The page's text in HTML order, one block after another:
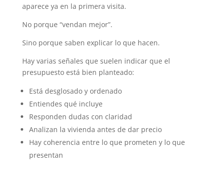
aparece ya en la primera visita.
No porque “vendan mejor”.
Sino porque saben explicar lo que hacen.
Hay varias señales que suelen indicar que el
presupuesto está bien planteado:
Está desglosado y ordenado
Entiendes qué incluye
Responden dudas con claridad
Analizan la vivienda antes de dar precio
Hay coherencia entre lo que prometen y lo que
presentan